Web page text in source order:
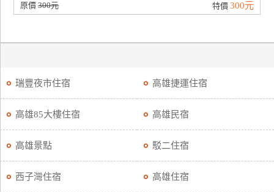
原價300元 特價 300元
瑞豐夜市住宿 高雄捷運住宿
高雄85大樓住宿 高雄民宿
高雄景點 駁二住宿
西子灣住宿 高雄住宿